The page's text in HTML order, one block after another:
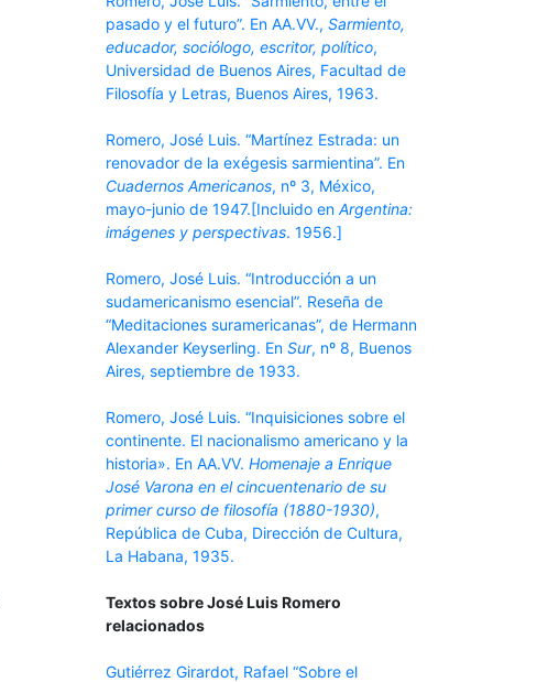
pasado y el futuro”. En AA.VV., Sarmiento,
educador, sociólogo, escritor, político,
Universidad de Buenos Aires, Facultad de
Filosofía y Letras, Buenos Aires, 1963.
Romero, José Luis. “Martínez Estrada: un
renovador de la exégesis sarmientina”. En
Cuadernos Americanos, nº 3, México,
mayo-junio de 1947.[Incluido en Argentina:
imágenes y perspectivas. 1956.]
Romero, José Luis. “Introducción a un
sudamericanismo esencial”. Reseña de
“Meditaciones suramericanas”, de Hermann
Alexander Keyserling. En Sur, nº 8, Buenos
Aires, septiembre de 1933.
Romero, José Luis. “Inquisiciones sobre el
continente. El nacionalismo americano y la
historia». En AA.VV. Homenaje a Enrique
José Varona en el cincuentenario de su
primer curso de filosofía (1880-1930),
República de Cuba, Dirección de Cultura,
La Habana, 1935.
Textos sobre José Luis Romero
relacionados
Gutiérrez Girardot, Rafael “Sobre el